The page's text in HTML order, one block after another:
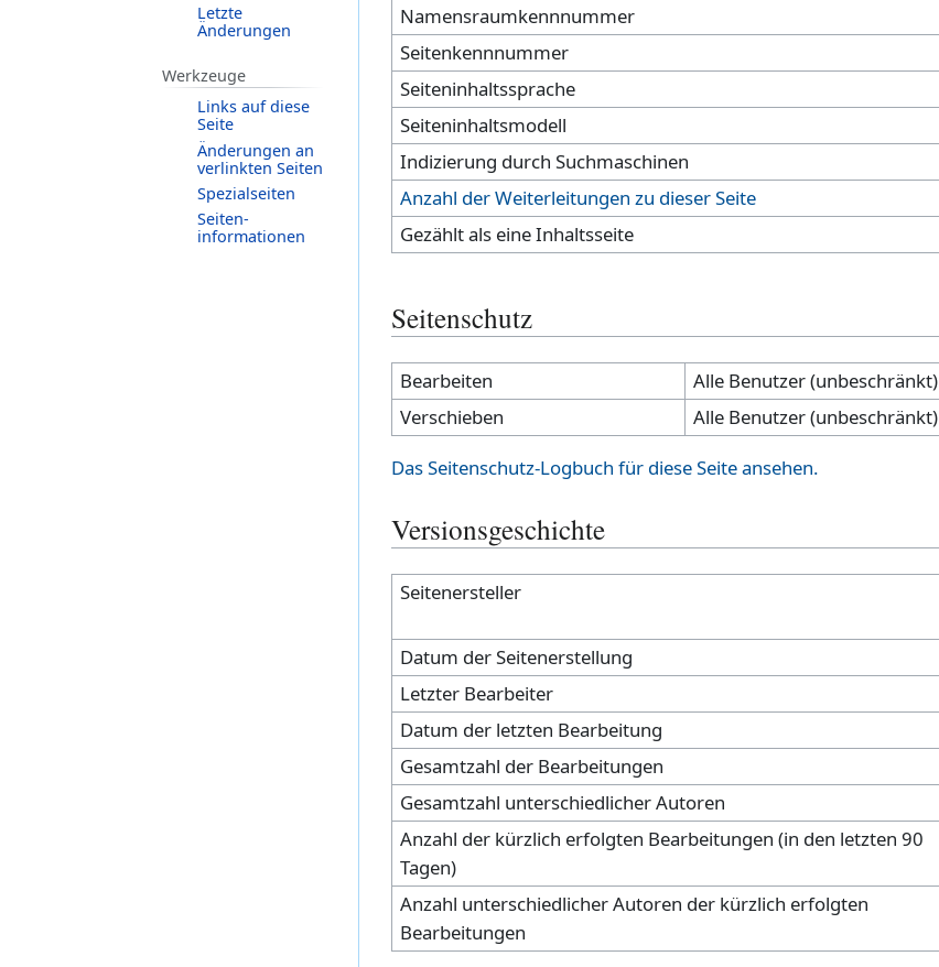
Namensraumkennnummer
Seitenkennnummer
Seiteninhaltssprache
Seiteninhaltsmodell
Indizierung durch Suchmaschinen
Anzahl der Weiterleitungen zu dieser Seite
Gezählt als eine Inhaltsseite
Seitenschutz
Bearbeiten
Alle Benutzer (unbeschränkt)
Verschieben
Alle Benutzer (unbeschränkt)
Das Seitenschutz-Logbuch für diese Seite ansehen.
Versionsgeschichte
Seitenersteller
Datum der Seitenerstellung
Letzter Bearbeiter
Datum der letzten Bearbeitung
Gesamtzahl der Bearbeitungen
Gesamtzahl unterschiedlicher Autoren
Anzahl der kürzlich erfolgten Bearbeitungen (in den letzten 90
Tagen)
Anzahl unterschiedlicher Autoren der kürzlich erfolgten
Bearbeitungen
Letzte
Änderungen
Werkzeuge
Links auf diese
Seite
Änderungen an
verlinkten Seiten
Spezialseiten
Seiten­­
informationen